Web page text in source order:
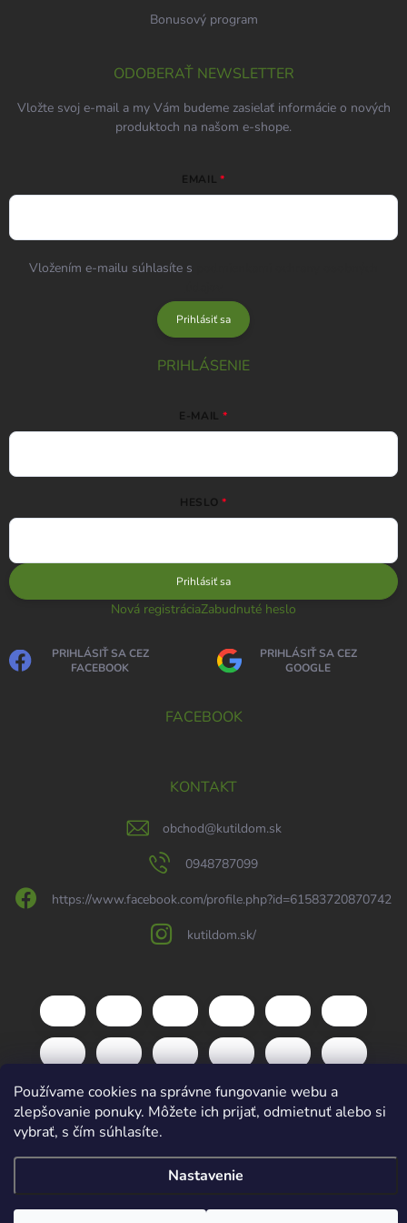
Používame cookies na správne fungovanie webu a
zlepšovanie ponuky. Môžete ich prijať, odmietnuť alebo si
vybrať, s čím súhlasíte.
Nastavenie
Bonusový program
ODOBERAŤ NEWSLETTER
Vložte svoj e-mail a my Vám budeme zasielať informácie o nových
produktoch na našom e-shope.
EMAIL
Vložením e-mailu súhlasíte s
Prihlásiť sa
PRIHLÁSENIE
E-MAIL
HESLO
Prihlásiť sa
Nová registráciaZabudnuté heslo
PRIHLÁSIŤ SA CEZ
FACEBOOK
PRIHLÁSIŤ SA CEZ
GOOGLE
FACEBOOK
KONTAKT
obchod@kutildom.sk
0948787099
https://www.facebook.com/profile.php?id=61583720870742
kutildom.sk/
Copyright 2026kutildom.sk. Všetky práva vyhradené.Upraviť nastavenie
cookies